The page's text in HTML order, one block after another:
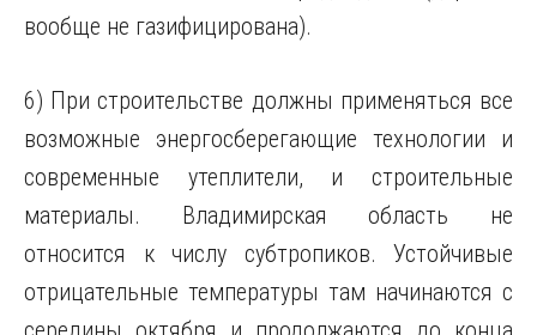
вообще не газифицирована).
6) При строительстве должны применяться все
возможные энергосберегающие технологии и
современные утеплители, и строительные
материалы. Владимирская область не
относится к числу субтропиков. Устойчивые
отрицательные температуры там начинаются с